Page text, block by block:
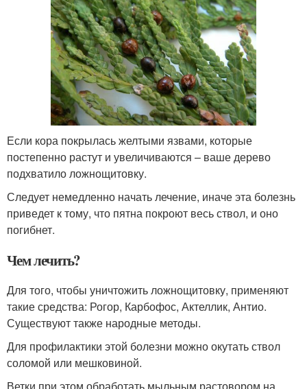
Если кора покрылась желтыми язвами, которые
постепенно растут и увеличиваются – ваше дерево
подхватило ложнощитовку.
Следует немедленно начать лечение, иначе эта болезнь
приведет к тому, что пятна покроют весь ствол, и оно
погибнет.
Чем лечить?
Для того, чтобы уничтожить ложнощитовку, применяют
такие средства: Рогор, Карбофос, Актеллик, Антио.
Существуют также народные методы.
Для профилактики этой болезни можно окутать ствол
соломой или мешковиной.